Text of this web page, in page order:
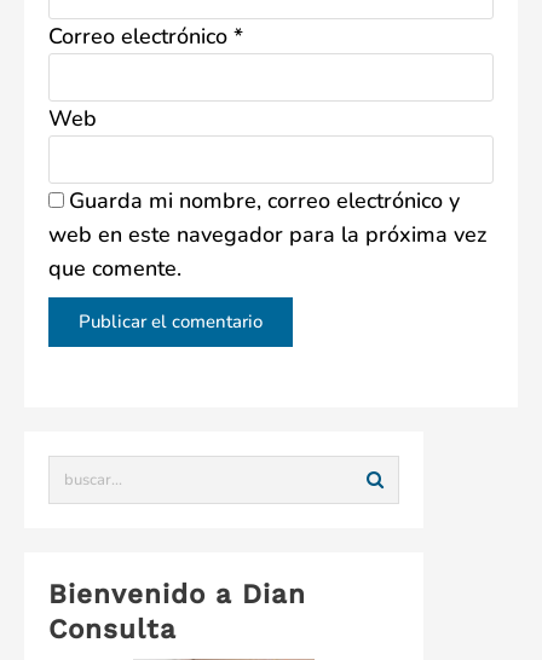
Correo electrónico *
Web
Guarda mi nombre, correo electrónico y
web en este navegador para la próxima vez
que comente.
Bienvenido a Dian
Consulta